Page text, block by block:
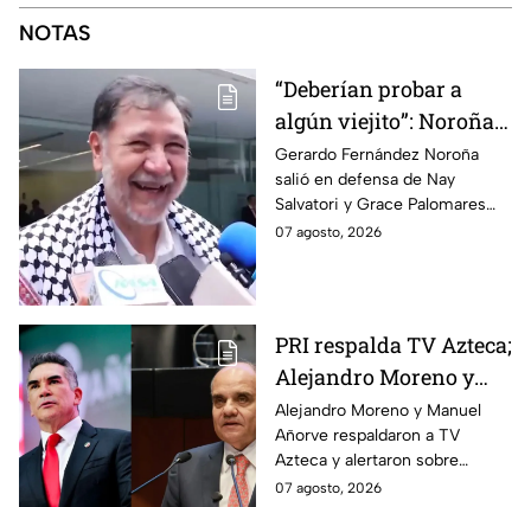
NOTAS
“Deberían probar a
algún viejito”: Noroña
reacciona a polémico
video de Nay Salvatori
y Grace Palomares
Gerardo Fernández Noroña
salió en defensa de Nay
Salvatori y Grace Palomares
tras sus comentarios
07 agosto, 2026
PRI respalda TV Azteca;
Alejandro Moreno y
Manuel Añorve
denuncian riesgos para
la libertad de expresión
Alejandro Moreno y Manuel
Añorve respaldaron a TV
Azteca y alertaron sobre
riesgos para la libertad de
07 agosto, 2026